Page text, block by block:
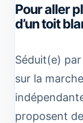
Pour aller
d’un toit
Séduit(e)
sur la
proposent